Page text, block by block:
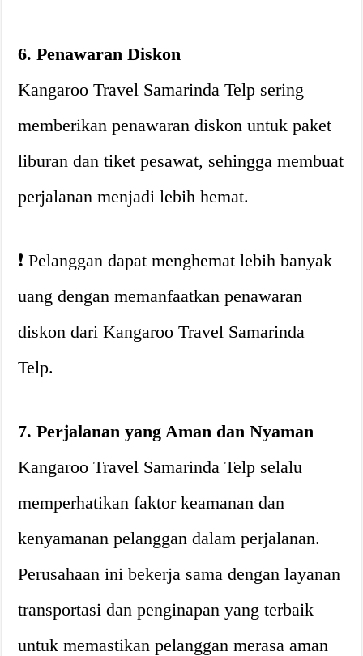
6. Penawaran Diskon
Kangaroo Travel Samarinda Telp sering
memberikan penawaran diskon untuk paket
liburan dan tiket pesawat, sehingga membuat
perjalanan menjadi lebih hemat.
❗️ Pelanggan dapat menghemat lebih banyak
uang dengan memanfaatkan penawaran
diskon dari Kangaroo Travel Samarinda
Telp.
7. Perjalanan yang Aman dan Nyaman
Kangaroo Travel Samarinda Telp selalu
memperhatikan faktor keamanan dan
kenyamanan pelanggan dalam perjalanan.
Perusahaan ini bekerja sama dengan layanan
transportasi dan penginapan yang terbaik
untuk memastikan pelanggan merasa aman